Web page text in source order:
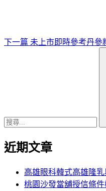
下一篇 未上市即時參考丹參
近期文章
高雄眼科韓式高雄隆
桃園沙發當舖授信條